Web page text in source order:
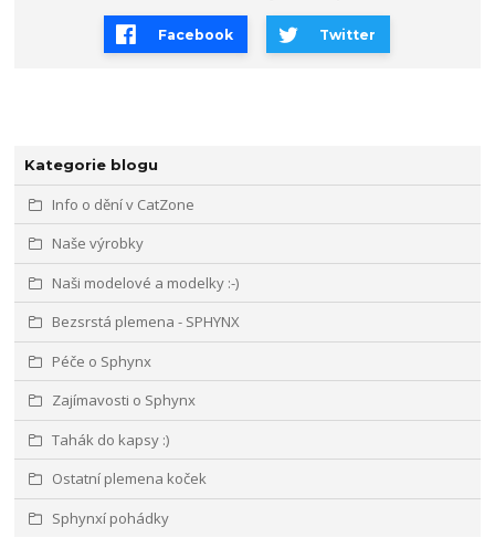
Kategorie blogu
Info o dění v CatZone
Naše výrobky
Naši modelové a modelky :-)
Bezsrstá plemena - SPHYNX
Péče o Sphynx
Zajímavosti o Sphynx
Tahák do kapsy :)
Ostatní plemena koček
Sphynxí pohádky
Facebook Twitter